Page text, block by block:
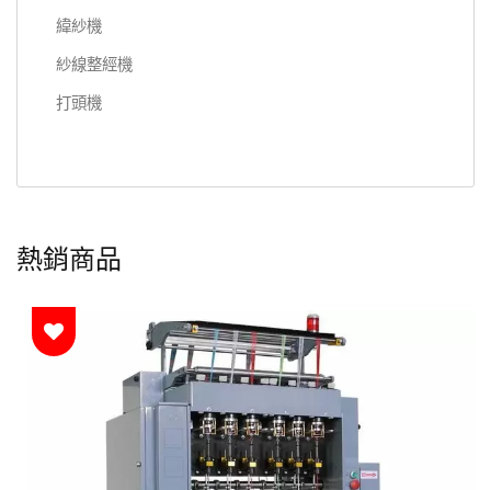
緯紗機
紗線整經機
打頭機
熱銷商品